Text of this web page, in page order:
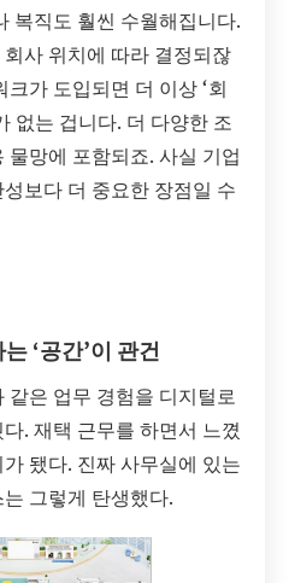
복직도 훨씬 수월해집니다.
사 위치에 따라 결정되잖
가 도입되면 더 이상 ‘회
없는 겁니다. 더 다양한 조
망에 포함되죠. 사실 기업
보다 더 중요한 장점일 수
‘공간’이 관건
같은 업무 경험을 디지털로
. 재택 근무를 하면서 느꼈
됐다. 진짜 사무실에 있는
그렇게 탄생했다.